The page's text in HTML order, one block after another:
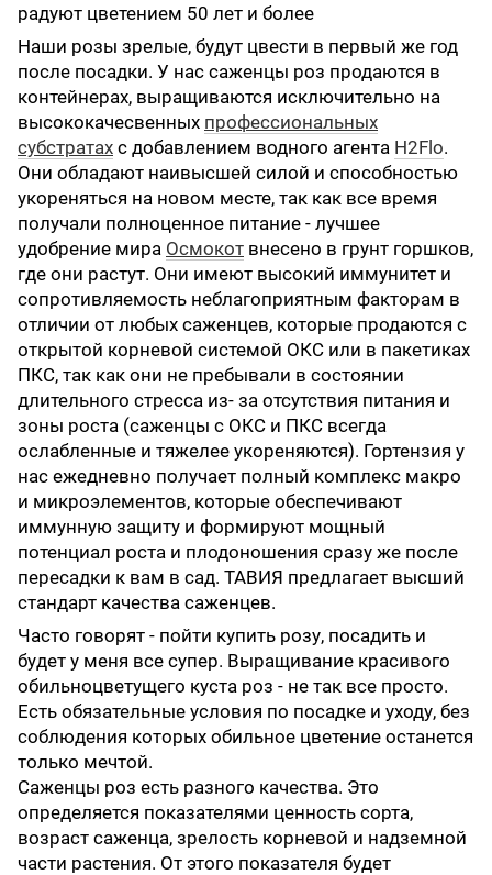
радуют цветением 50 лет и более
Наши розы зрелые, будут цвести в первый же год
после посадки. У нас саженцы роз продаются в
контейнерах, выращиваются исключительно на
высококачесвенных профессиональных
субстратах с добавлением водного агента H2Flo.
Они обладают наивысшей силой и способностью
укореняться на новом месте, так как все время
получали полноценное питание - лучшее
удобрение мира Осмокот внесено в грунт горшков,
где они растут. Они имеют высокий иммунитет и
сопротивляемость неблагоприятным факторам в
отличии от любых саженцев, которые продаются с
открытой корневой системой ОКС или в пакетиках
ПКС, так как они не пребывали в состоянии
длительного стресса из- за отсутствия питания и
зоны роста (саженцы с ОКС и ПКС всегда
ослабленные и тяжелее укореняются). Гортензия у
нас ежедневно получает полный комплекс макро
и микроэлементов, которые обеспечивают
иммунную защиту и формируют мощный
потенциал роста и плодоношения сразу же после
пересадки к вам в сад. ТАВИЯ предлагает высший
стандарт качества саженцев.
Часто говорят - пойти купить розу, посадить и
будет у меня все супер. Выращивание красивого
обильноцветущего куста роз - не так все просто.
Есть обязательные условия по посадке и уходу, без
соблюдения которых обильное цветение останется
только мечтой.
Саженцы роз есть разного качества. Это
определяется показателями ценность сорта,
возраст саженца, зрелость корневой и надземной
части растения. От этого показателя будет